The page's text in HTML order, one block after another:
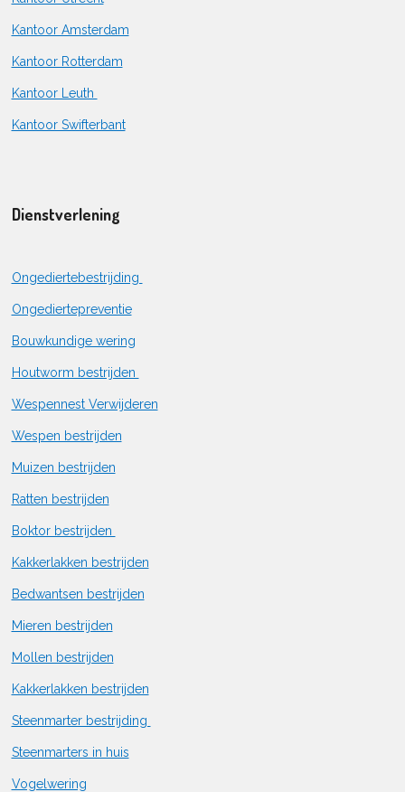
Kantoor Amsterdam
Kantoor Rotterdam
Kantoor Leuth
Kantoor Swifterbant
Dienstverlening
Ongediertebestrijding
Ongediertepreventie
Bouwkundige wering
Houtworm bestrijden
Wespennest Verwijderen
Wespen bestrijden
Muizen bestrijden
Ratten bestrijden
Boktor bestrijden
Kakkerlakken bestrijden
Bedwantsen bestrijden
Mieren bestrijden
Mollen bestrijden
Kakkerlakken bestrijden
Steenmarter bestrijding
Steenmarters in huis
Vogelwering